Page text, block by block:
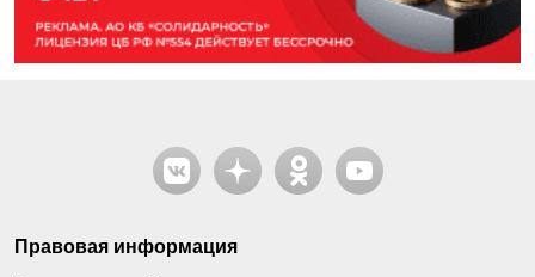
Правовая информация